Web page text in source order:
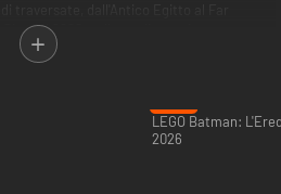
City del 2099, nelle quali potrai portare
vari secoli! Inoltre, con le nuove
e familiari potranno affrontarsi in una
arene da combattimento!
2026